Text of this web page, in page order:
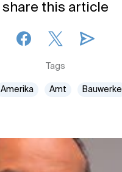
share this article
Tags
Amerika Amt Bauwerke